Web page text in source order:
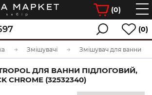
(0)
(0)
Змішувачі Змішувач для ванни
ДЛЯ ВАННИ ПІДЛОГОВИЙ,
CHROME (32532340)